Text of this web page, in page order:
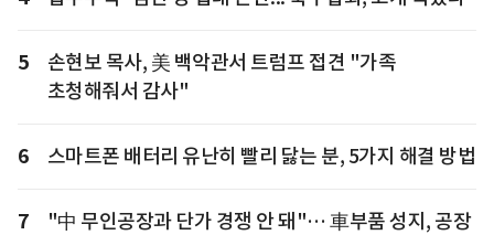
5
손현보 목사, 美 백악관서 트럼프 접견 "가족
초청해줘서 감사"
6 스마트폰 배터리 유난히 빨리 닳는 분, 5가지 해결 방법
7
"中 무인공장과 단가 경쟁 안 돼"… 車부품 성지, 공장